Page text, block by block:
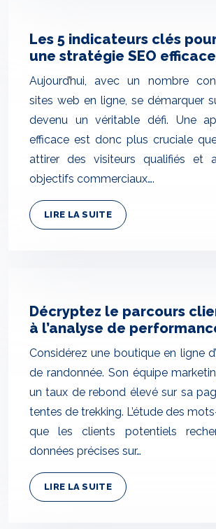
Les 5 indicateurs clés
une stratégie SEO efficace
Aujourd’hui, avec un nombre
sites web en ligne, se démarquer
devenu un véritable défi. Une
efficace est donc plus cruciale
attirer des visiteurs qualifiés et
objectifs commerciaux….
LIRE LA SUITE
Décryptez le parcours
à l’analyse de
Considérez une boutique en ligne
de randonnée. Son équipe
un taux de rebond élevé sur sa
tentes de trekking. L’étude des
que les clients potentiels
données précises sur…
LIRE LA SUITE